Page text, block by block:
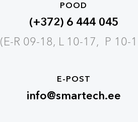
POOD
(+372) 6 444 045
(E-R 09-18, L 10-17, P 10-
E-POST
info@smartech.ee